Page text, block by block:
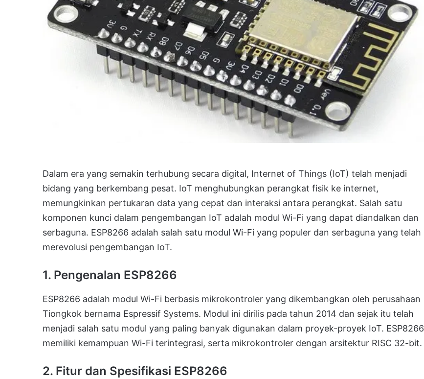
Dalam era yang semakin terhubung secara digital, Internet of Things (IoT) telah menjadi
bidang yang berkembang pesat. IoT menghubungkan perangkat fisik ke internet,
memungkinkan pertukaran data yang cepat dan interaksi antara perangkat. Salah satu
komponen kunci dalam pengembangan IoT adalah modul Wi-Fi yang dapat diandalkan dan
serbaguna. ESP8266 adalah salah satu modul Wi-Fi yang populer dan serbaguna yang telah
merevolusi pengembangan IoT.
1. Pengenalan ESP8266
ESP8266 adalah modul Wi-Fi berbasis mikrokontroler yang dikembangkan oleh perusahaan
Tiongkok bernama Espressif Systems. Modul ini dirilis pada tahun 2014 dan sejak itu telah
menjadi salah satu modul yang paling banyak digunakan dalam proyek-proyek IoT. ESP8266
memiliki kemampuan Wi-Fi terintegrasi, serta mikrokontroler dengan arsitektur RISC 32-bit.
2. Fitur dan Spesifikasi ESP8266